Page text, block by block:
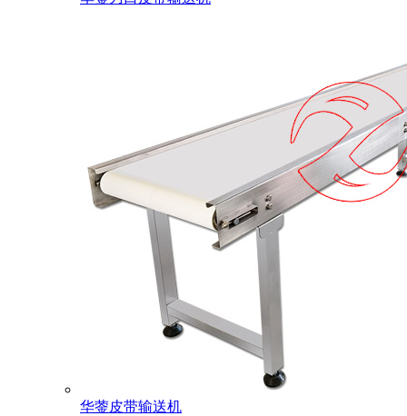
华蓥皮带输送机